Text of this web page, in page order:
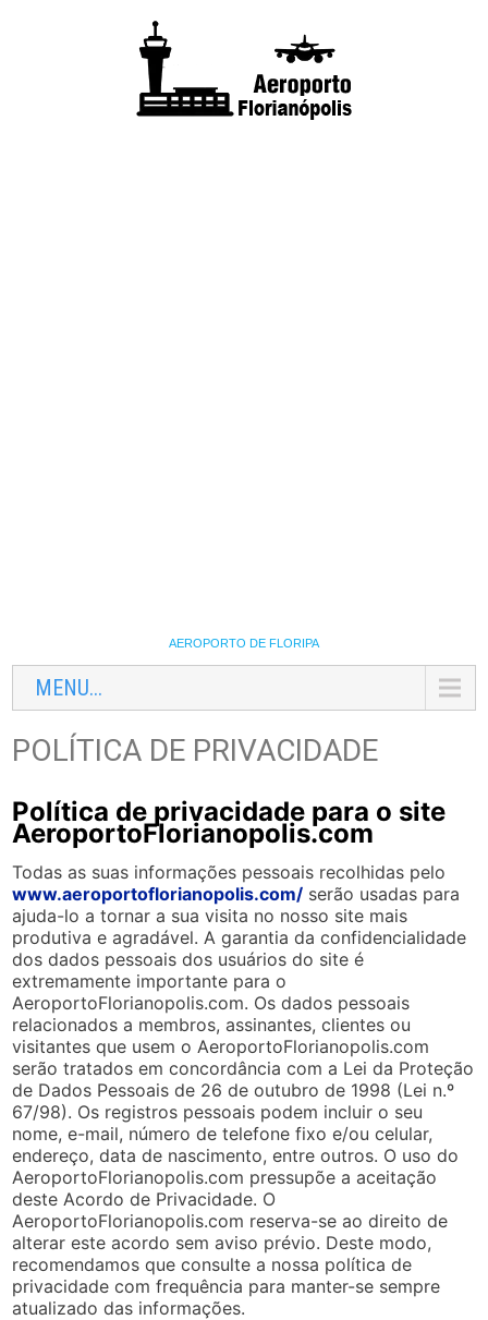
AEROPORTO DE FLORIPA
MENU...
POLÍTICA DE PRIVACIDADE
Política de privacidade para o site
AeroportoFlorianopolis.com
Todas as suas informações pessoais recolhidas pelo
www.aeroportoflorianopolis.com/ serão usadas para
ajuda-lo a tornar a sua visita no nosso site mais
produtiva e agradável. A garantia da confidencialidade
dos dados pessoais dos usuários do site é
extremamente importante para o
AeroportoFlorianopolis.com. Os dados pessoais
relacionados a membros, assinantes, clientes ou
visitantes que usem o AeroportoFlorianopolis.com
serão tratados em concordância com a Lei da Proteção
de Dados Pessoais de 26 de outubro de 1998 (Lei n.º
67/98). Os registros pessoais podem incluir o seu
nome, e-mail, número de telefone fixo e/ou celular,
endereço, data de nascimento, entre outros. O uso do
AeroportoFlorianopolis.com pressupõe a aceitação
deste Acordo de Privacidade. O
AeroportoFlorianopolis.com reserva-se ao direito de
alterar este acordo sem aviso prévio. Deste modo,
recomendamos que consulte a nossa política de
privacidade com frequência para manter-se sempre
atualizado das informações.